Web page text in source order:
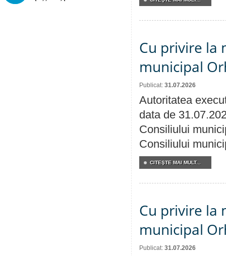
Cu privire la
municipal
Publicat: 31.07.2026
Autoritatea
data de
Consiliului
Consiliului
CITEŞTE MAI MULT...
Cu privire la
municipal
Publicat: 31.07.2026